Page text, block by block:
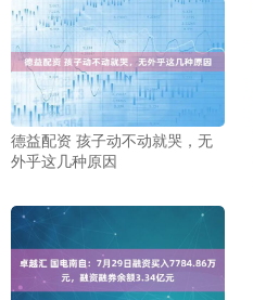
德益配资 孩子动不动就哭，无
外乎这几种原因